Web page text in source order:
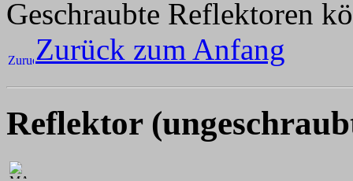
Geschraubte Reflektoren
Zurück zum Anfang
Reflektor